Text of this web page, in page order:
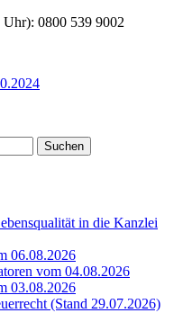
0800 539 9002
in die Kanzlei
06.08.2026
vom 04.08.2026
03.08.2026
(Stand 29.07.2026)